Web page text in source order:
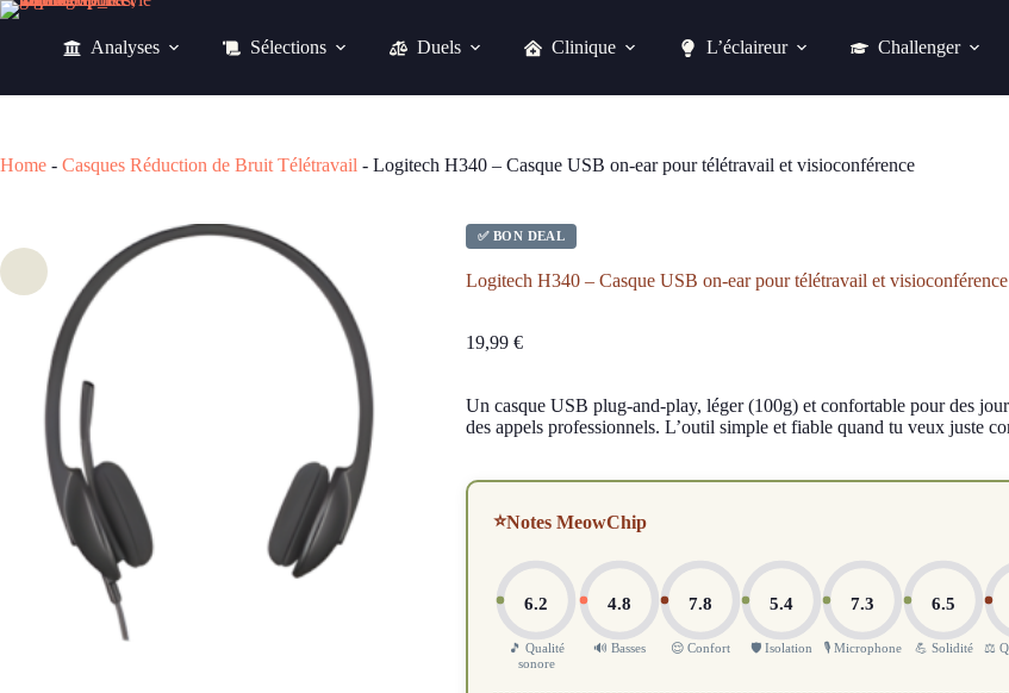
Passer
Analyses Sélections Duels Clinique L’éclaireur Challenger
Home - Casques Réduction de Bruit Télétravail - Logitech H340 – Casque USB on-ear pour télétravail et visioconférence
✅ BON DEAL
Logitech H340 – Casque USB on-ear pour télétravail et visioconférence
19,99 €
Un casque USB plug-and-play, léger (100g) et confortable pour des
des appels professionnels. L’outil simple et fiable quand tu veux juste
⭐Notes MeowChip
6.2
🎵 Qualité
sonore
4.8
🔊 Basses
7.8
😌 Confort
5.4
🛡️ Isolation
7.3
🎙️ Microphone
6.5
💪 Solidité ⚖️